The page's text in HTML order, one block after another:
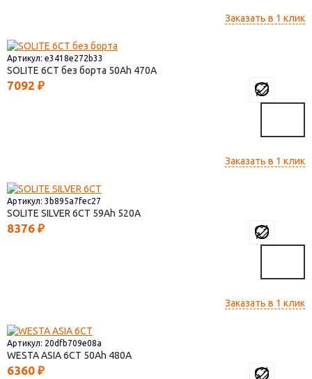
Заказать в 1 клик
Артикул: e3418e272b33
SOLITE 6СТ без борта 50 470
7092 ₽
Заказать в 1 клик
Артикул: 3b895a7fec27
SOLITE SILVER 6СТ 59 520
8376 ₽
Заказать в 1 клик
Артикул: 20dfb709e08a
WESTA ASIA 6СТ 50 480
6360 ₽